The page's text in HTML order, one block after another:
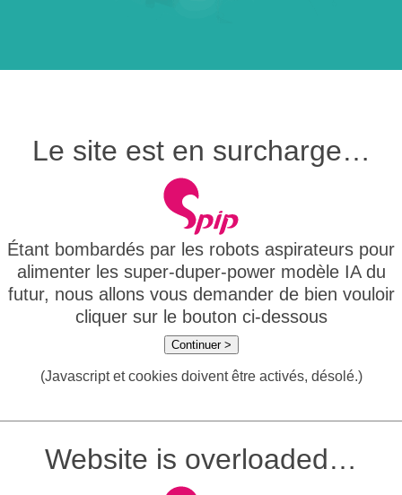
Le site est en surcharge…
Étant bombardés par les robots aspirateurs pour
alimenter les super-duper-power modèle IA du
futur, nous allons vous demander de bien vouloir
cliquer sur le bouton ci-dessous
Continuer >
(Javascript et cookies doivent être activés, désolé.)
Website is overloaded…